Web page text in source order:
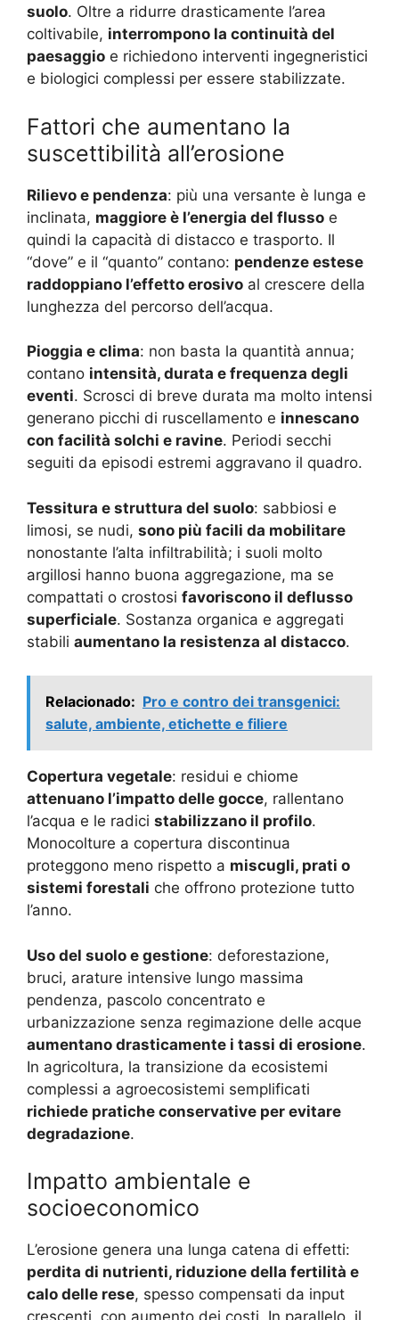
suolo. Oltre a ridurre drasticamente l’area
coltivabile, interrompono la continuità del
paesaggio e richiedono interventi ingegneristici
e biologici complessi per essere stabilizzate.
Fattori che aumentano la
suscettibilità all’erosione
Rilievo e pendenza: più una versante è lunga e
inclinata, maggiore è l’energia del flusso e
quindi la capacità di distacco e trasporto. Il
“dove” e il “quanto” contano: pendenze estese
raddoppiano l’effetto erosivo al crescere della
lunghezza del percorso dell’acqua.
Pioggia e clima: non basta la quantità annua;
contano intensità, durata e frequenza degli
eventi. Scrosci di breve durata ma molto intensi
generano picchi di ruscellamento e innescano
con facilità solchi e ravine. Periodi secchi
seguiti da episodi estremi aggravano il quadro.
Tessitura e struttura del suolo: sabbiosi e
limosi, se nudi, sono più facili da mobilitare
nonostante l’alta infiltrabilità; i suoli molto
argillosi hanno buona aggregazione, ma se
compattati o crostosi favoriscono il deflusso
superficiale. Sostanza organica e aggregati
stabili aumentano la resistenza al distacco.
Relacionado: Pro e contro dei transgenici:
salute, ambiente, etichette e filiere
Copertura vegetale: residui e chiome
attenuano l’impatto delle gocce, rallentano
l’acqua e le radici stabilizzano il profilo.
Monocolture a copertura discontinua
proteggono meno rispetto a miscugli, prati o
sistemi forestali che offrono protezione tutto
l’anno.
Uso del suolo e gestione: deforestazione,
bruci, arature intensive lungo massima
pendenza, pascolo concentrato e
urbanizzazione senza regimazione delle acque
aumentano drasticamente i tassi di erosione.
In agricoltura, la transizione da ecosistemi
complessi a agroecosistemi semplificati
richiede pratiche conservative per evitare
degradazione.
Impatto ambientale e
socioeconomico
L’erosione genera una lunga catena di effetti:
perdita di nutrienti, riduzione della fertilità e
calo delle rese, spesso compensati da input